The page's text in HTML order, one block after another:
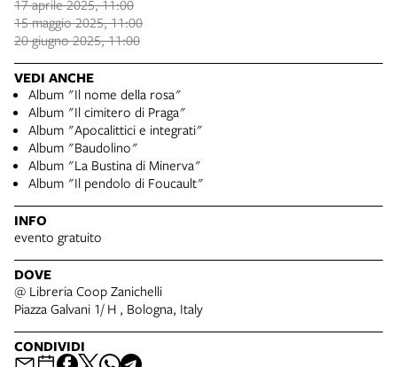
17 aprile 2025, 11:00
15 maggio 2025, 11:00
20 giugno 2025, 11:00
VEDI ANCHE
Album "Il nome della rosa"
Album "Il cimitero di Praga"
Album "Apocalittici e integrati"
Album "Baudolino"
Album "La Bustina di Minerva"
Album "Il pendolo di Foucault"
INFO
evento gratuito
DOVE
@ Libreria Coop Zanichelli
Piazza Galvani 1/ H , Bologna, Italy
CONDIVIDI